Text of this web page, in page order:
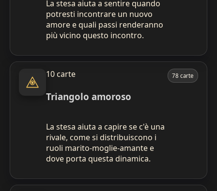
La stesa aiuta a sentire quando
potresti incontrare un nuovo
amore e quali passi renderanno
più vicino questo incontro.
10 carte
Triangolo amoroso
La stesa aiuta a capire se c'è una
rivale, come si distribuiscono i
ruoli marito-moglie-amante e
dove porta questa dinamica.
78 carte